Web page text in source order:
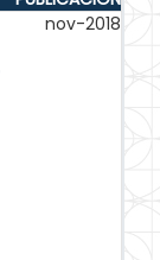
nov-2018